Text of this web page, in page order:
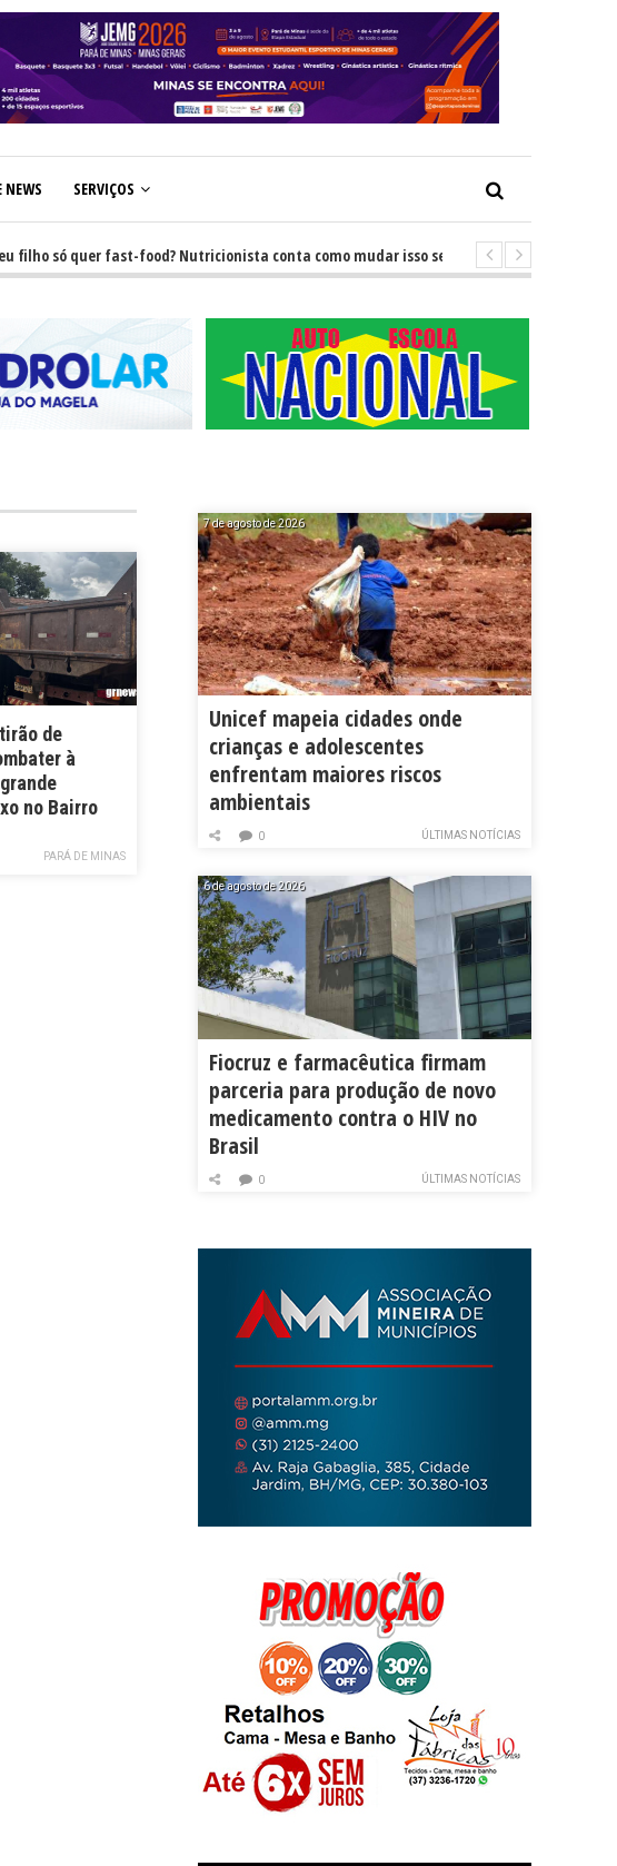
NEWS SERVIÇOS
só quer fast-food? Nutricionista conta como mudar isso sem brigas GRNEWS TV:
de
à
no Bairro
PARÁ DE MINAS
7 de agosto de 2026
Unicef mapeia cidades onde
crianças e adolescentes
enfrentam maiores riscos
ambientais
ÚLTIMAS NOTÍCIAS
0
6 de agosto de 2026
Fiocruz e farmacêutica firmam
parceria para produção de novo
medicamento contra o HIV no
Brasil
ÚLTIMAS NOTÍCIAS
0